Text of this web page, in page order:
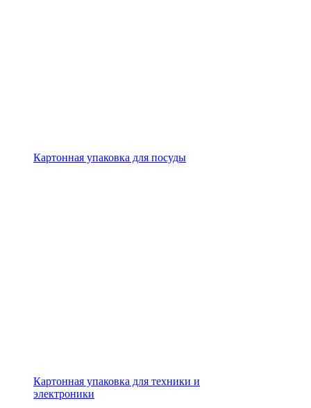
Картонная упаковка для посуды
Картонная упаковка для техники и
электроники